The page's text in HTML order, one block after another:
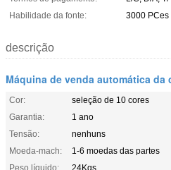
Habilidade da fonte:
3000 PCes
descrição
Máquina de venda automática da
Cor:
seleção de 10 cores
Garantia:
1 ano
Tensão:
nenhuns
Moeda-mach:
1-6 moedas das partes
Peso líquido:
24Kgs